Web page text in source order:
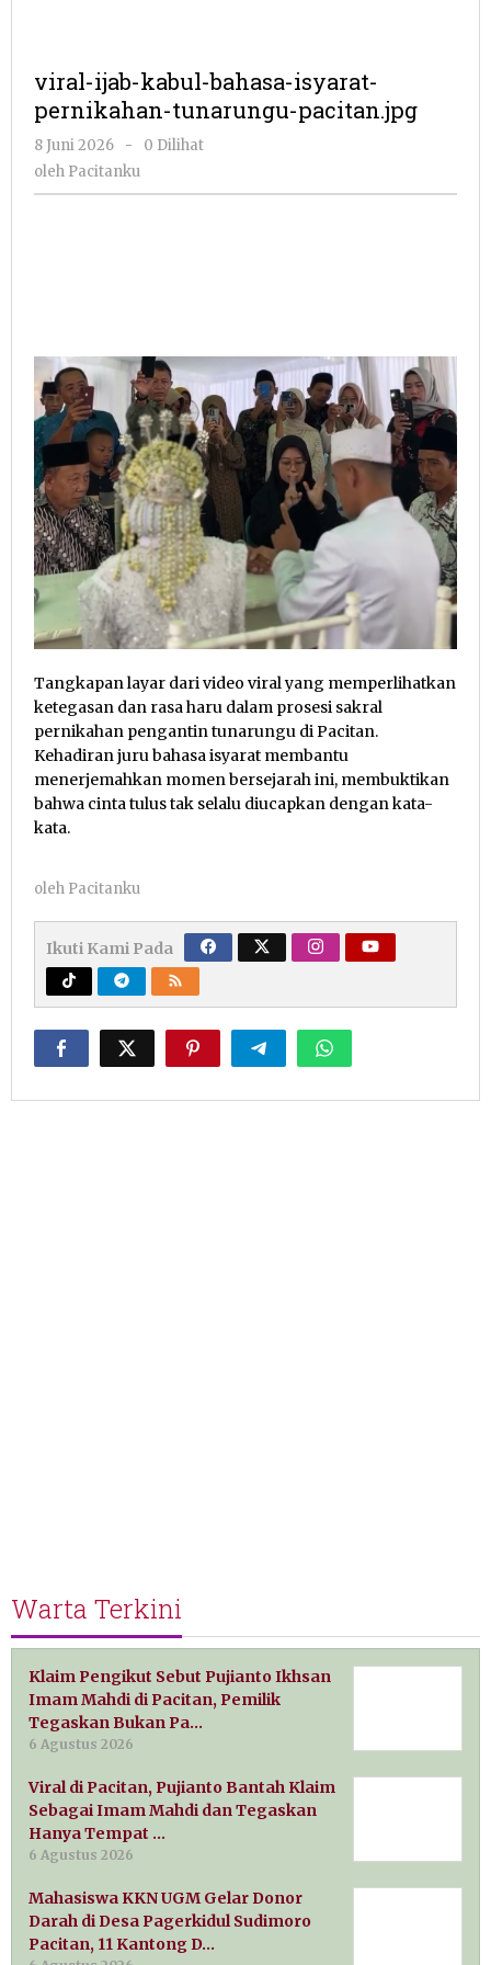
viral-ijab-kabul-bahasa-isyarat-
pernikahan-tunarungu-pacitan.jpg
8 Juni 2026
oleh
Pacitanku
-
0 Dilihat
oleh Pacitanku
Tangkapan layar dari video viral yang memperlihatkan
ketegasan dan rasa haru dalam prosesi sakral
pernikahan pengantin tunarungu di Pacitan.
Kehadiran juru bahasa isyarat membantu
menerjemahkan momen bersejarah ini, membuktikan
bahwa cinta tulus tak selalu diucapkan dengan kata-
kata.
oleh Pacitanku
Ikuti Kami Pada
Warta Terkini
Klaim Pengikut Sebut Pujianto Ikhsan
Imam Mahdi di Pacitan, Pemilik
Tegaskan Bukan Pa…
6 Agustus 2026
Viral di Pacitan, Pujianto Bantah Klaim
Sebagai Imam Mahdi dan Tegaskan
Hanya Tempat …
6 Agustus 2026
Mahasiswa KKN UGM Gelar Donor
Darah di Desa Pagerkidul Sudimoro
Pacitan, 11 Kantong D…